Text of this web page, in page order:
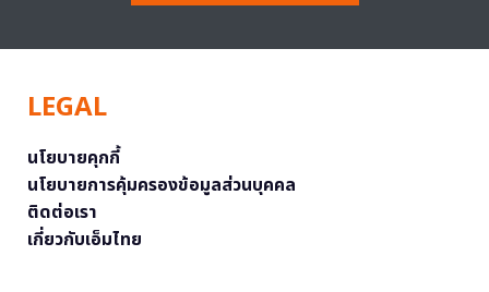
LEGAL
นโยบายคุกกี้
นโยบายการคุ้มครองข้อมูลส่วนบุคคล
ติดต่อเรา
เกี่ยวกับเอ็มไทย